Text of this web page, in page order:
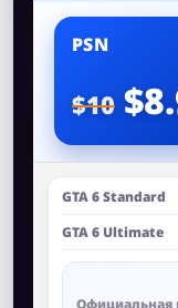
PSN
$10
GTA 6 Standard
GTA 6 Ultimate
Официальная